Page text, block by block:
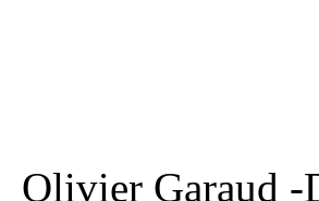
Olivier Garaud -